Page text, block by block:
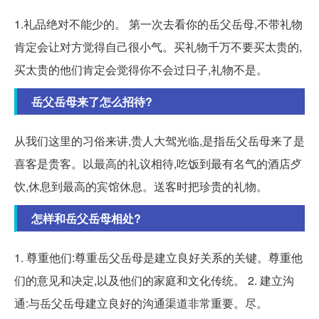
1.礼品绝对不能少的。 第一次去看你的岳父岳母,不带礼物
肯定会让对方觉得自己很小气。买礼物千万不要买太贵的,
买太贵的他们肯定会觉得你不会过日子,礼物不是。
岳父岳母来了怎么招待?
从我们这里的习俗来讲,贵人大驾光临,是指岳父岳母来了是
喜客是贵客。以最高的礼议相待,吃饭到最有名气的酒店歺
饮,休息到最高的宾馆休息。送客时把珍贵的礼物。
怎样和岳父岳母相处?
1. 尊重他们:尊重岳父岳母是建立良好关系的关键。尊重他
们的意见和决定,以及他们的家庭和文化传统。 2. 建立沟
通:与岳父岳母建立良好的沟通渠道非常重要。尽。